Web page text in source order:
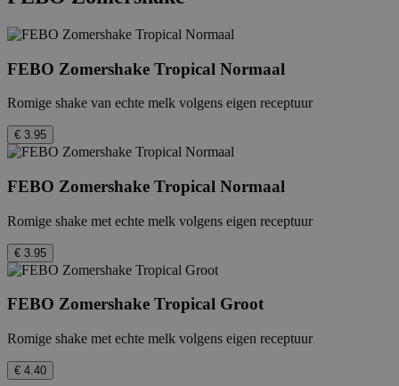
FEBO Zomershake Tropical Normaal
Romige shake van echte melk volgens eigen receptuur
€ 3.95
FEBO Zomershake Tropical Normaal
Romige shake met echte melk volgens eigen receptuur
€ 3.95
FEBO Zomershake Tropical Groot
Romige shake met echte melk volgens eigen receptuur
€ 4.40